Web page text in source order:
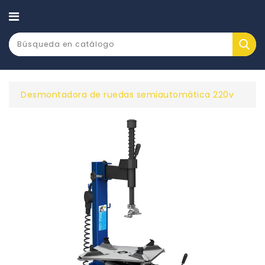
CATEGORÍA
Desmontadora de ruedas semiautomática 220v